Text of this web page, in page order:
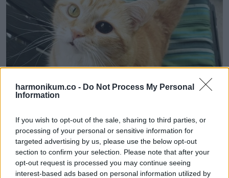
harmonikum.co - Do Not Process My Personal
Information
If you wish to opt-out of the sale, sharing to third parties, or
processing of your personal or sensitive information for
targeted advertising by us, please use the below opt-out
section to confirm your selection. Please note that after your
opt-out request is processed you may continue seeing
interest-based ads based on personal information utilized by
12. „Apukám nem tudja, hogyan kell kikapcsolni ezt az
előlapi kamera szív funkciót a telefonján, és megpróbált